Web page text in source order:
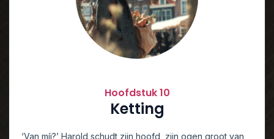
Hoofdstuk 10
Ketting
‘Van míj?’ Harold schudt zijn hoofd, zijn ogen groot van